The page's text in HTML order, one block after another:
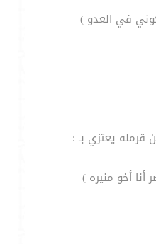
في العدو )
قرمله يعتزي بـ :
أنا أخو منيره )